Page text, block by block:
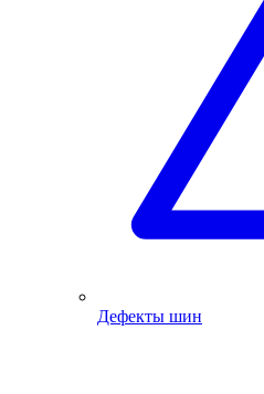
Дефекты шин